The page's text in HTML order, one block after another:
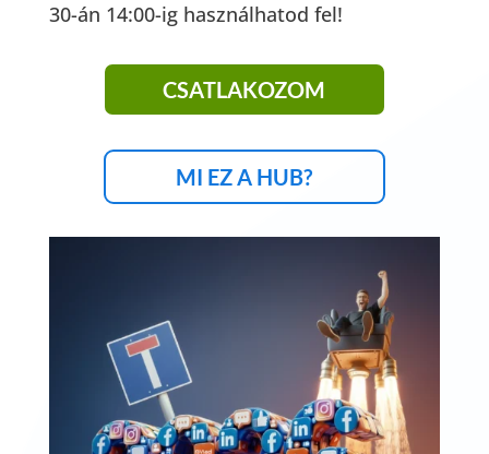
30-án 14:00-ig használhatod fel!
CSATLAKOZOM
MI EZ A HUB?